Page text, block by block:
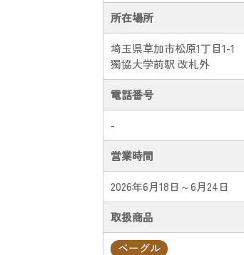
所在場所
埼玉県草加市松原1丁目1-1
獨協大学前駅 改札外
電話番号
-
営業時間
2026年6月18日～6月24日
取扱商品
ベーグル